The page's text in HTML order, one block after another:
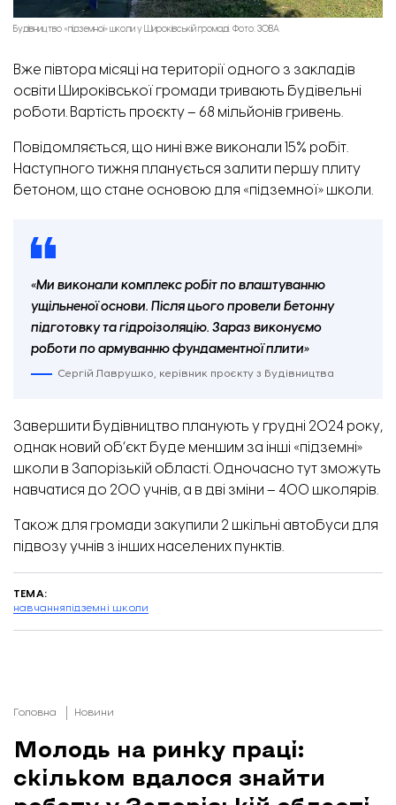
Будівництво «підземної» школи у Широківській громаді. Фото: ЗОВА
Вже півтора місяці на території одного з закладів
освіти Широківської громади тривають будівельні
роботи. Вартість проєкту – 68 мільйонів гривень.
Повідомляється, що нині вже виконали 15% робіт.
Наступного тижня планується залити першу плиту
бетоном, що стане основою для «підземної» школи.
«Ми виконали комплекс робіт по влаштуванню
ущільненої основи. Після цього провели бетонну
підготовку та гідроізоляцію. Зараз виконуємо
роботи по армуванню фундаментної плити»
Сергій Лаврушко, керівник проєкту з будівництва
Завершити будівництво планують у грудні 2024 року,
однак новий об’єкт буде меншим за інші «підземні»
школи в Запорізькій області. Одночасно тут зможуть
навчатися до 200 учнів, а в дві зміни – 400 школярів.
Також для громади закупили 2 шкільні автобуси для
підвозу учнів з інших населених пунктів.
ТЕМА:
навчанняпідземні школи
Головна Новини
Молодь на ринку праці:
скільком вдалося знайти